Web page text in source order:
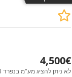
‏4,500 ‏€
VB לא ניתן להציג מע"מ בנפרד